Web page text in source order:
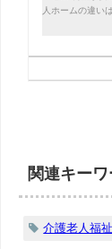
関連キーワ
介護老人福